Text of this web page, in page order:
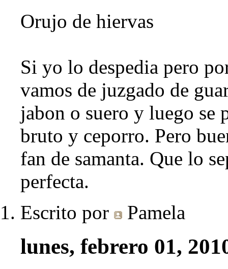
Orujo de hiervas
Si yo lo despedia pero
vamos de juzgado de
jabon o suero y luego se
bruto y ceporro. Pero
fan de samanta. Que lo
perfecta.
Escrito por
Pamela
lunes, febrero 01,